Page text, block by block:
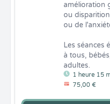
1 heure 15
75,00 €
amélioration
ou
ou de
Les séances
à tous,
adultes.